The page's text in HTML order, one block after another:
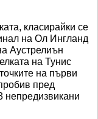
класирайки се
на Ол Ингланд
Аустрелиън
на Тунис
на първи
пред
непредизвикани